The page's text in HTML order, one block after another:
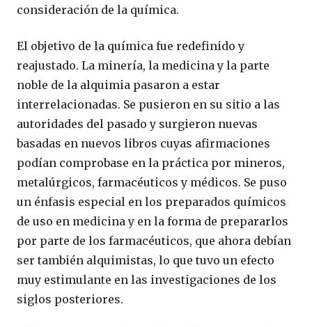
consideración de la química.
El objetivo de la química fue redefinido y
reajustado. La minería, la medicina y la parte
noble de la alquimia pasaron a estar
interrelacionadas. Se pusieron en su sitio a las
autoridades del pasado y surgieron nuevas
basadas en nuevos libros cuyas afirmaciones
podían comprobase en la práctica por mineros,
metalúrgicos, farmacéuticos y médicos. Se puso
un énfasis especial en los preparados químicos
de uso en medicina y en la forma de prepararlos
por parte de los farmacéuticos, que ahora debían
ser también alquimistas, lo que tuvo un efecto
muy estimulante en las investigaciones de los
siglos posteriores.